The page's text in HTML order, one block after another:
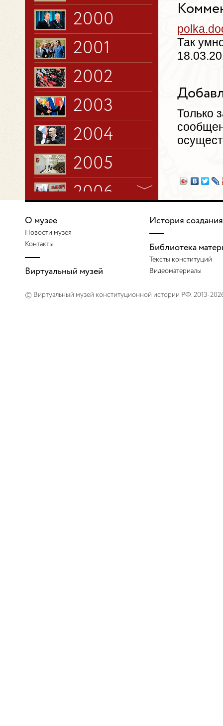
2000
2001
2002
2003
2004
2005
2006
2009
Так
Только
О музее
Новости музея
Контакты
Виртуальный музей
История создания
Библиотека
Тексты конституций
Видеоматериалы
© Виртуальный музей конституционной истории РФ. 2013-